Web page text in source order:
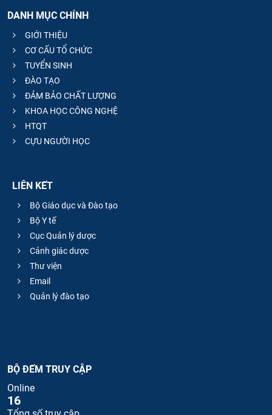
DANH MỤC CHÍNH
GIỚI THIỆU
CƠ CẤU TỔ CHỨC
TUYỂN SINH
ĐÀO TẠO
ĐẢM BẢO CHẤT LƯỢNG
KHOA HỌC CÔNG NGHỆ
HTQT
CỰU NGƯỜI HỌC
LIÊN KẾT
Bộ Giáo dục và Đào tạo
Bộ Y tế
Cục Quản lý dược
Cảnh giác dược
Thư viện
Email
Quản lý đào tạo
BỘ ĐẾM TRUY CẬP
Online
16